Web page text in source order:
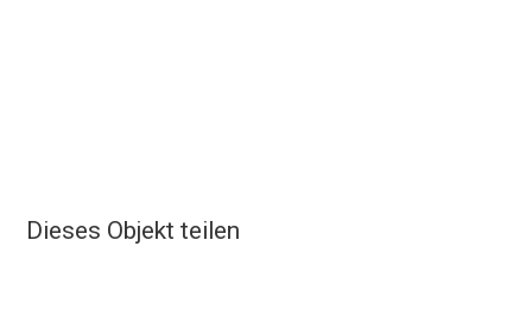
Dieses Objekt teilen